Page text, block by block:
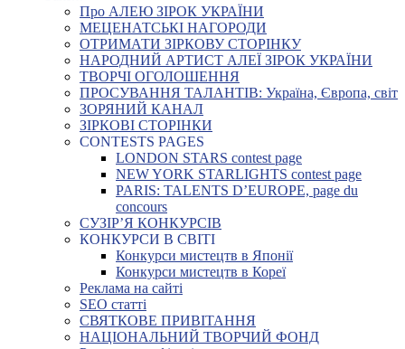
Про АЛЕЮ ЗІРОК УКРАЇНИ
МЕЦЕНАТСЬКІ НАГОРОДИ
ОТРИМАТИ ЗІРКОВУ СТОРІНКУ
НАРОДНИЙ АРТИСТ АЛЕЇ ЗІРОК УКРАЇНИ
ТВОРЧІ ОГОЛОШЕННЯ
ПРОСУВАННЯ ТАЛАНТІВ: Україна, Європа, світ
ЗОРЯНИЙ КАНАЛ
ЗІРКОВІ СТОРІНКИ
CONTESTS PAGES
LONDON STARS contest page
NEW YORK STARLIGHTS contest page
PARIS: TALENTS D’EUROPE, page du
concours
СУЗІР’Я КОНКУРСІВ
КОНКУРСИ В СВІТІ
Конкурси мистецтв в Японії
Конкурси мистецтв в Кореї
Реклама на сайті
SEO статті
СВЯТКОВЕ ПРИВІТАННЯ
НАЦІОНАЛЬНИЙ ТВОРЧИЙ ФОНД